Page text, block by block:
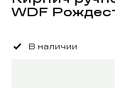
WDF
В наличии